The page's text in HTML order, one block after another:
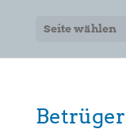
Seite wählen